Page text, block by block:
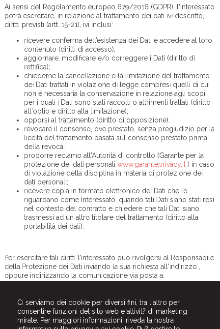
Ci serviamo dei cookie per diversi fini, tra l'altro per
consentire funzioni del sito web e attivit? di marketing
mirate. Per maggiori informazioni, riveda la nostra
Ai sensi del Regolamento europeo 679/2016 (GDPR), l'Interessato
potrà esercitare, in relazione al trattamento dei dati ivi descritto, i
diritti previsti (artt. 15-21), ivi inclusi:
ricevere conferma dell’esistenza dei Dati e accedere al loro
contenuto (diritti di accesso);
aggiornare, modificare e/o correggere i Dati (diritto di
rettifica);
chiederne la cancellazione o la limitazione del trattamento
dei Dati trattati in violazione di legge compresi quelli di cui
non è necessaria la conservazione in relazione agli scopi
per i quali i Dati sono stati raccolti o altrimenti trattati (diritto
all'oblio e diritto alla limitazione);
opporsi al trattamento (diritto di opposizione);
revocare il consenso, ove prestato, senza pregiudizio per la
liceità del trattamento basata sul consenso prestato prima
della revoca;
proporre reclamo all'Autorità di controllo (Garante per la
protezione dei dati personali www.garanteprivacy.it) in caso
di violazione della disciplina in materia di protezione dei
dati personali;
ricevere copia in formato elettronico dei Dati che lo
riguardano come Interessato, quando tali Dati siano stati resi
nel contesto del contratto e chiedere che tali Dati siano
trasmessi ad un altro titolare del trattamento (diritto alla
portabilità dei dati).
Per esercitare tali diritti l'interessato può rivolgersi al Responsabile
della Protezione dei Dati inviando la sua richiesta all'indirizzo ,
oppure indirizzando la comunicazione via posta a: